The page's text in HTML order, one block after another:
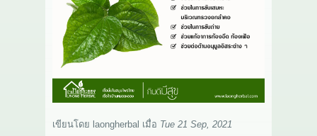
เกี่ยวกับเรา
เขียนโดย laongherbal เมื่อ Tue 21 Sep, 2021